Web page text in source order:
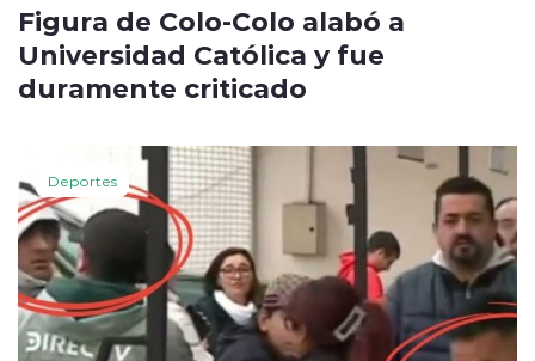
Figura de Colo-Colo alabó a
Universidad Católica y fue
duramente criticado
Deportes